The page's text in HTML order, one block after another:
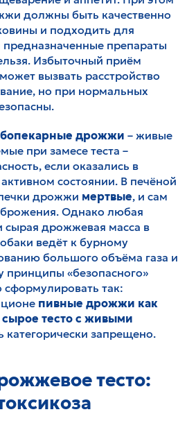
должны быть качественно
и подходить для
препараты
Избыточный приём
вызвать расстройство
но при нормальных
дрожжи – живые
при замесе теста –
если оказались в
состоянии. В печёной
дрожжи мертвые, и сам
Однако любая
сырая дрожжевая масса в
ведёт к бурному
большого объёма газа и
принципы «безопасного»
так:
пивные дрожжи как
сырое тесто с живыми
категорически запрещено.
тесто: